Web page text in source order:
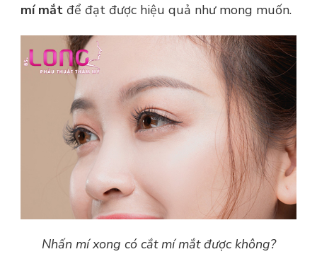
mí mắt để đạt được hiệu quả như mong muốn.
Nhấn mí xong có cắt mí mắt được không?